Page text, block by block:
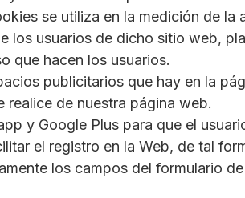
se utiliza en la medición de la
los usuarios de dicho sitio web,
que hacen los usuarios.
publicitarios que hay en la
de nuestra página web.
y Google Plus para que el
el registro en la Web, de tal
los campos del formulario